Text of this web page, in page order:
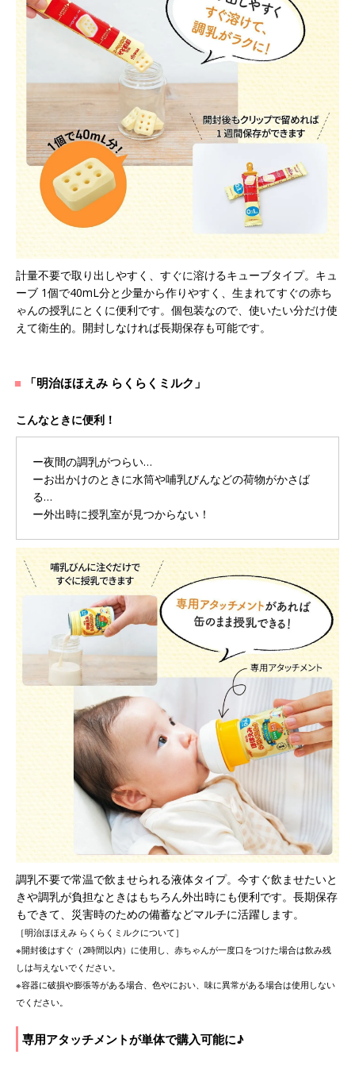
計量不要で取り出しやすく、すぐに溶けるキューブタイプ。キュ
ーブ 1個で40mL分と少量から作りやすく、生まれてすぐの赤ち
ゃんの授乳にとくに便利です。個包装なので、使いたい分だけ使
えて衛生的。開封しなければ長期保存も可能です。
「明治ほほえみ らくらくミルク」
こんなときに便利！
ー夜間の調乳がつらい…
ーお出かけのときに水筒や哺乳びんなどの荷物がかさば
る…
ー外出時に授乳室が見つからない！
調乳不要で常温で飲ませられる液体タイプ。今すぐ飲ませたいと
きや調乳が負担なときはもちろん外出時にも便利です。長期保存
もできて、災害時のための備蓄などマルチに活躍します。
［明治ほほえみ らくらくミルクについて］
※開封後はすぐ（2時間以内）に使用し、赤ちゃんが一度口をつけた場合は飲み残
しは与えないでください。
※容器に破損や膨張等がある場合、色やにおい、味に異常がある場合は使用しない
でください。
専用アタッチメントが単体で購入可能に♪